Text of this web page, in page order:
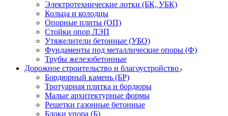
Электротехнические лотки (БК, УБК)
Кольца и колодцы
Опорные плиты (ОП)
Стойки опор ЛЭП
Утяжелители бетонные (УБО)
Фундаменты под металлические опоры (Ф)
Трубы железобетонные
Дорожное строительство и благоустройство
Бордюрный камень (БР)
Тротуарная плитка и бордюры
Малые архитектурные формы
Решетки газонные бетонные
Блоки упора (Б)